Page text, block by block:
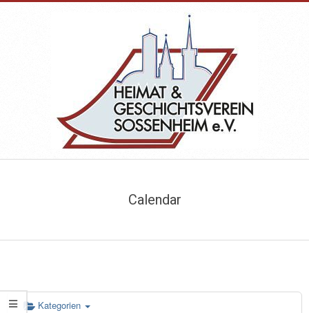
HEIMAT-
GESCHICHTSVEREIN
SOSSENHEIM
Calendar
Kategorien